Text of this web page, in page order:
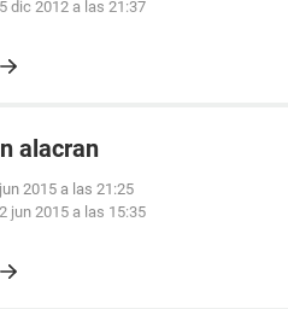
dic 2012 a las 21:37
alacran
2015 a las 21:25
jun 2015 a las 15:35